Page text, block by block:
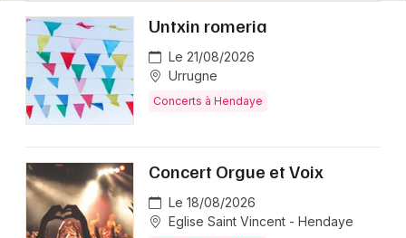
Untxin romeria
Le 21/08/2026
Urrugne
Concerts à Hendaye
Concert Orgue et Voix
Le 18/08/2026
Eglise Saint Vincent - Hendaye